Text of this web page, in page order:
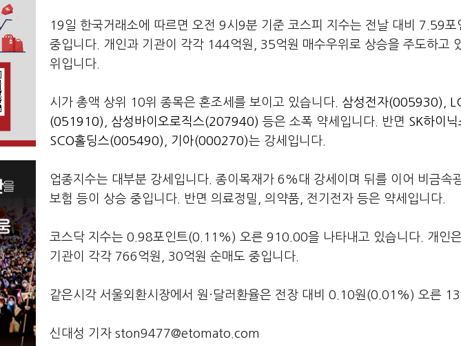
19일 한국거래소에 따르면 오전 9시9분 기준 코스피 지수는 전날 대비 7.59
중입니다. 개인과 기관이 각각 144억원, 35억원 매수우위로 상승을 주도하고
위입니다.
시가 총액 상위 10위 종목은 혼조세를 보이고 있습니다. 삼성전자(005930)
(051910)
삼성바이오로직스(207940) 등은 소폭 약세입니다. 반면 SK하이
SCO홀딩스(005490)
기아(000270)는 강세입니다.
업종지수는 대부분 강세입니다. 종이목재가 6%대 강세이며 뒤를 이어 비금속
보험 등이 상승 중입니다. 반면 의료정밀, 의약품, 전기전자 등은 약세입니다.
코스닥 지수는 0.98포인트(0.11%) 오른 910.00을 나타내고 있습니다. 개인
기관이 각각 766억원, 30억원 순매도 중입니다.
같은시각 서울외환시장에서 원·달러환율은 전장 대비 0.10원(0.01%) 오른
신대성 기자 ston9477@etomato.com